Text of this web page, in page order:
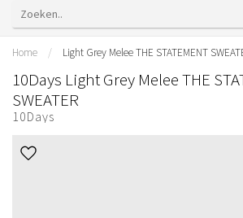
Home / Light Grey Melee THE STATEMENT
10Days Light Grey Melee THE
SWEATER
10Days